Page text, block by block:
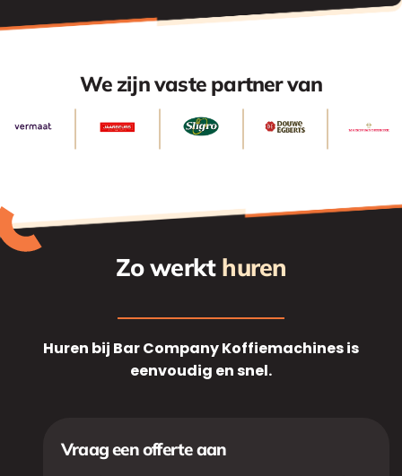
We zijn vaste partner van
Zo werkt huren
Huren bij Bar Company Koffiemachines is
eenvoudig en snel.
Vraag een offerte aan